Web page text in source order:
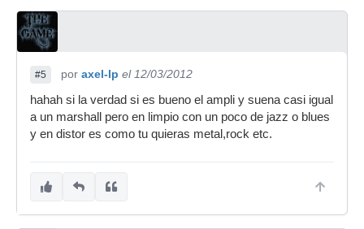
#5 por axel-lp el 12/03/2012
hahah si la verdad si es bueno el ampli y suena casi igual
a un marshall pero en limpio con un poco de jazz o blues
y en distor es como tu quieras metal,rock etc.